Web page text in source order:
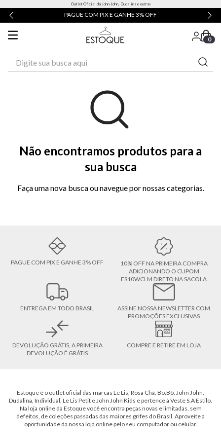
Outlet Oficial da John John, Dudalina e outras
PAGUE COM PIX E GANHE 3% OFF
0
Não encontramos produtos para a
sua busca
Faça uma nova busca ou navegue por nossas categorias.
PAGUE COM PIX E GANHE 3% OFF
10% OFF NA PRIMEIRA COMPRA
ADICIONANDO O CUPOM
ES10WCLM DIRETO NA SACOLA
ENTREGA EM TODO BRASIL
ASSINE NOSSA NEWSLETTER COM
PROMOÇÕES EXCLUSIVAS
DEVOLUÇÃO GRÁTIS, A PRIMEIRA
DEVOLUÇÃO É GRÁTIS
COMPRE E RETIRE EM LOJA
Estoque é o outlet oficial das marcas Le Lis, Rosa Chá, Bo.Bô, John John,
Dudalina, Individual, Le Lis Petit e John John Kids e pertence à Veste S.A Estilo.
Na loja online da Estoque você encontra peças novas e limitadas, sem
defeitos, de coleções passadas das maiores grifes do Brasil. Aproveite a
oportunidade da nossa loja online pelo seu computador ou celular.